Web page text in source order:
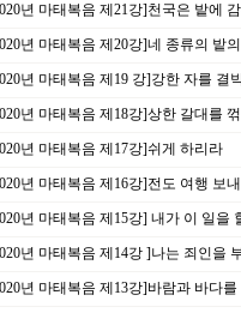
년 마태복음 제21강]천국은 밭에
년 마태복음 제20강]네 종류의 밭
년 마태복음 제19 강]강한 자를 결
년 마태복음 제18강]상한 갈대를
년 마태복음 제17강]쉬게 하리라
년 마태복음 제16강]전도 여행 보
년 마태복음 제15강] 내가 이 일을
년 마태복음 제14강 ]나는 죄인을
년 마태복음 제13강]바람과 바다